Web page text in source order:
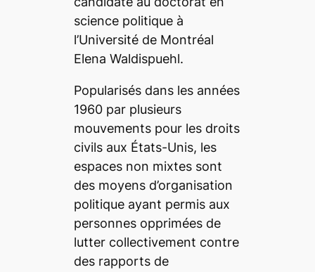
science politique à
l’Université de Montréal
Elena Waldispuehl.
Popularisés dans les années
1960 par plusieurs
mouvements pour les droits
civils aux États-Unis, les
espaces non mixtes sont
des moyens d’organisation
politique ayant permis aux
personnes opprimées de
lutter collectivement contre
des rapports de